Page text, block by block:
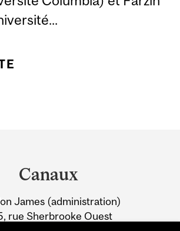
DE VENISE EN
Canaux
James (administration)
rue Sherbrooke Ouest